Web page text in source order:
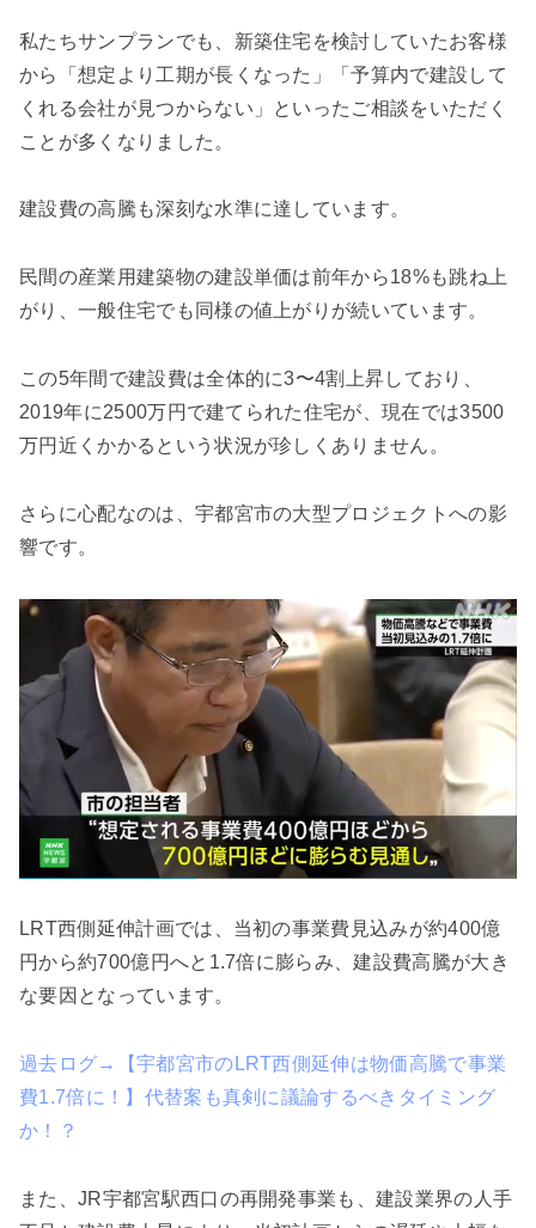
私たちサンプランでも、新築住宅を検討していたお客様
から「想定より工期が長くなった」「予算内で建設して
くれる会社が見つからない」といったご相談をいただく
ことが多くなりました。
建設費の高騰も深刻な水準に達しています。
民間の産業用建築物の建設単価は前年から18%も跳ね上
がり、一般住宅でも同様の値上がりが続いています。
この5年間で建設費は全体的に3〜4割上昇しており、
2019年に2500万円で建てられた住宅が、現在では3500
万円近くかかるという状況が珍しくありません。
さらに心配なのは、宇都宮市の大型プロジェクトへの影
響です。
LRT西側延伸計画では、当初の事業費見込みが約400億
円から約700億円へと1.7倍に膨らみ、建設費高騰が大き
な要因となっています。
過去ログ→【宇都宮市のLRT西側延伸は物価高騰で事業
費1.7倍に！】代替案も真剣に議論するべきタイミング
か！？
また、JR宇都宮駅西口の再開発事業も、建設業界の人手